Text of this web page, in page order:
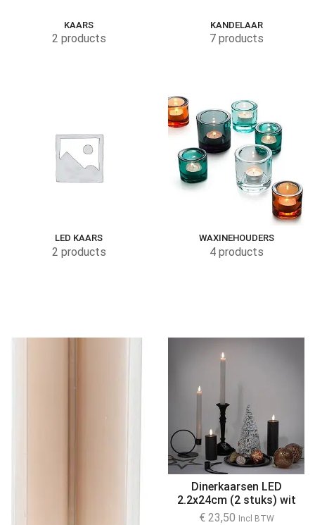
KAARS
2 products
KANDELAAR
7 products
LED KAARS
2 products
WAXINEHOUDERS
4 products
Dinerkaarsen LED
2.2x24cm (2 stuks) wit
€23,50 Incl BTW